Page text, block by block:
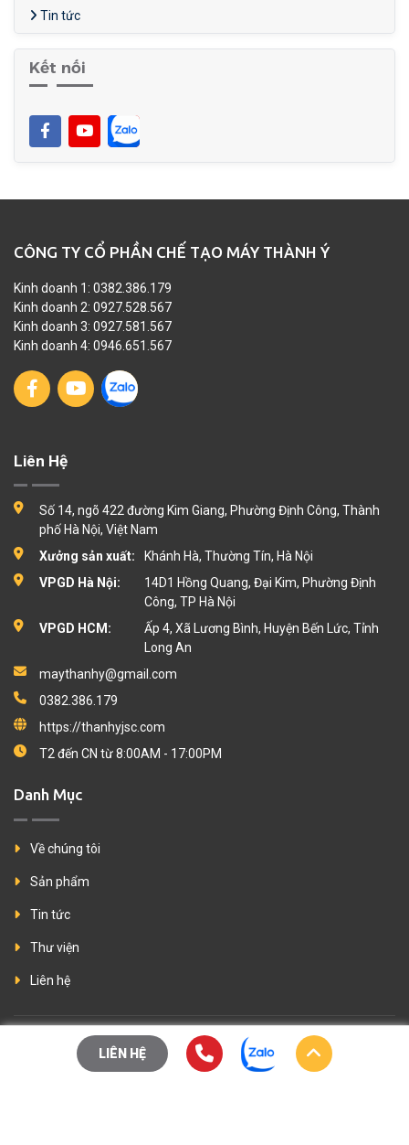
Tin tức
Kết nối
CÔNG TY CỔ PHẦN CHẾ TẠO MÁY THÀNH Ý
Kinh doanh 1: 0382.386.179
Kinh doanh 2: 0927.528.567
Kinh doanh 3: 0927.581.567
Kinh doanh 4: 0946.651.567
Liên Hệ
Số 14, ngõ 422 đường Kim Giang, Phường Định Công, Thành
phố Hà Nội, Việt Nam
Xưởng sản xuất:
Khánh Hà, Thường Tín, Hà Nội
VPGD Hà Nội:
14D1 Hồng Quang, Đại Kim, Phường Định
Công, TP Hà Nội
VPGD HCM:
Ấp 4, Xã Lương Bình, Huyện Bến Lức, Tỉnh
Long An
maythanhy@gmail.com
0382.386.179
https://thanhyjsc.com
T2 đến CN từ 8:00AM - 17:00PM
Danh Mục
Về chúng tôi
Sản phẩm
Tin tức
Thư viện
Liên hệ
© Copyright 2024 Thành Ý Company
All Rights Reserved.. Thiết kế
Vinaweb.vn
LIÊN HỆ